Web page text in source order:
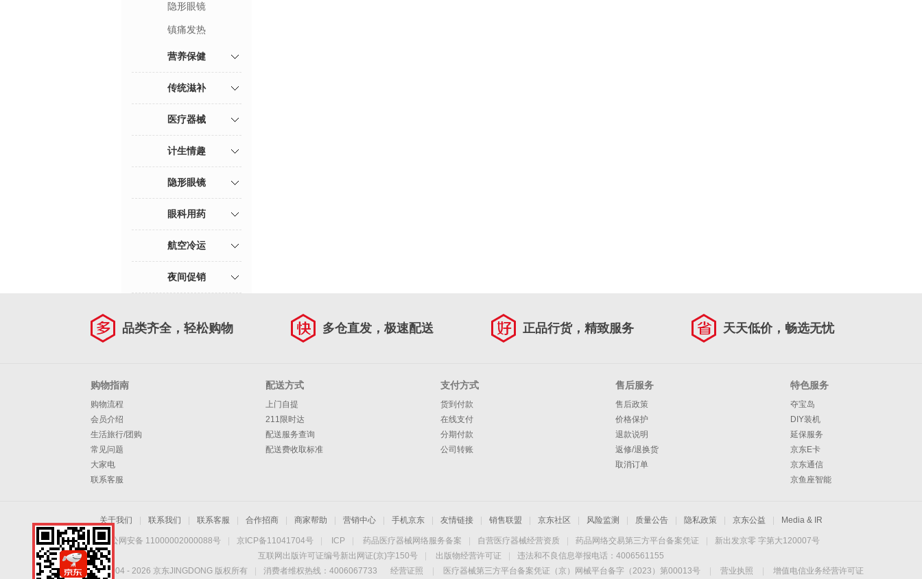
隐形眼镜
镇痛发热
营养保健
传统滋补
医疗器械
计生情趣
隐形眼镜
眼科用药
航空冷运
夜间促销
品类齐全，轻松购物 多仓直发，极速配送 正品行货，精致服务 天天低价，畅选无忧
购物指南
购物流程
会员介绍
生活旅行/团购
常见问题
大家电
联系客服
配送方式
上门自提
211限时达
配送服务查询
配送费收取标准
支付方式
货到付款
在线支付
分期付款
公司转账
售后服务
售后政策
价格保护
退款说明
返修/退换货
取消订单
特色服务
夺宝岛
DIY装机
延保服务
京东E卡
京东通信
京鱼座智能
关于我们 联系我们 联系客服 合作招商 商家帮助 营销中心 手机京东 友情链接 销售联盟 京东社区 风险监测 质量公告 隐私政策 京东公益 Media & IR
京公网安备 11000002000088号 京ICP备11041704号 ICP 药品医疗器械网络服务备案 自营医疗器械经营资质 药品网络交易第三方平台备案凭证
新出发京零 字第大120007号
互联网出版许可证编号新出网证(京)字150号
出版物经营许可证
违法和不良信息举报电话：4006561155
Copyright © 2004 - 2026 京东JINGDONG 版权所有 消费者维权热线：4006067733 经营证照 医疗器械第三方平台备案凭证（京）网械平台备字（2023）第00013号 营业执照 增值电信业务经营许可证